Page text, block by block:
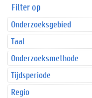
Filter op
Onderzoeksgebied
Taal
Onderzoeksmethode
Tijdsperiode
Regio